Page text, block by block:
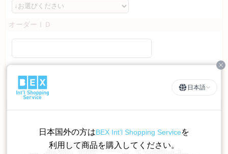
オーダーＩＤ
Fab the Home ハーベスト まくらカバー 日本語
日本国外の方はBEX Int’l Shopping Serviceを
利用して商品を購入してください。